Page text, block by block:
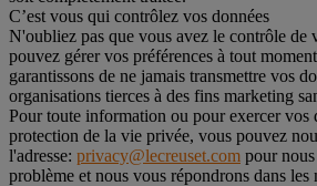
C’est vous qui contrôlez vos données
N'oubliez pas que vous avez le contrôle de
pouvez gérer vos préférences à tout
garantissons de ne jamais transmettre vos
organisations tierces à des fins marketing
Pour toute information ou pour exercer vos
protection de la vie privée, vous pouvez
l'adresse: privacy@lecreuset.com pour
problème et nous vous répondrons dans les